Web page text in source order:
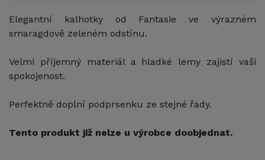
Elegantní kalhotky od Fantasie ve výrazném
smaragdově zeleném odstínu.
Velmi příjemný materiál a hladké lemy zajistí vaši
spokojenost.
Perfektně doplní podprsenku ze stejné řady.
Tento produkt již nelze u výrobce doobjednat.